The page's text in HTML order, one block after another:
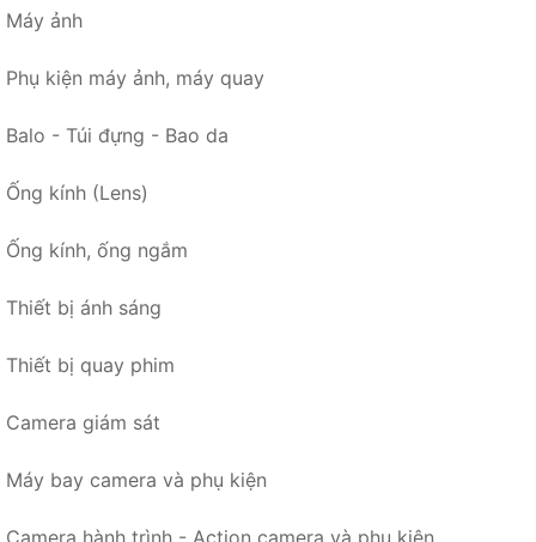
Máy ảnh
Phụ kiện máy ảnh, máy quay
Balo - Túi đựng - Bao da
Ống kính (Lens)
Ống kính, ống ngắm
Thiết bị ánh sáng
Thiết bị quay phim
Camera giám sát
Máy bay camera và phụ kiện
Camera hành trình - Action camera và phụ kiện